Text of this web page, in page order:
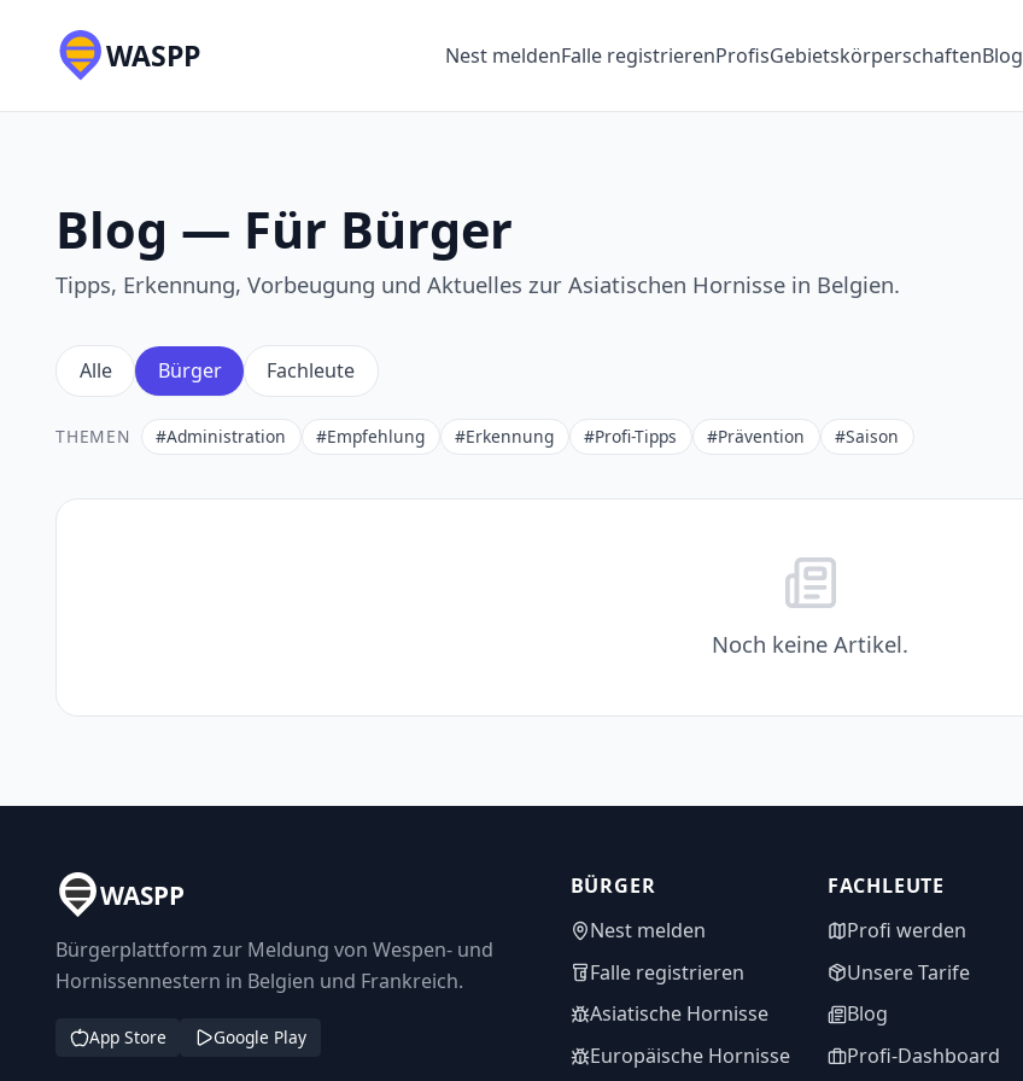
WASPP Nest meldenFalle registrierenProfisGebietskörperschaftenBlog
Blog — Für Bürger
Tipps, Erkennung, Vorbeugung und Aktuelles zur Asiatischen Hornisse in Belgien.
Alle Bürger Fachleute
THEMEN #Administration #Empfehlung #Erkennung #Profi-Tipps #Prävention #Saison
Noch keine Artikel.
WASPP
Bürgerplattform zur Meldung von Wespen- und
Hornissennestern in Belgien und Frankreich.
App Store Google Play
BÜRGER
Nest melden
Falle registrieren
Asiatische Hornisse
Europäische Hornisse
FACHLEUTE
Profi werden
Unsere Tarife
Blog
Profi-Dashboard